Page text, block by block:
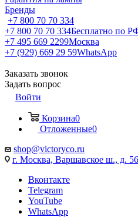
Бренды
+7 800 70 70 334
+7 800 70 70 334Бесплатно по
+7 495 669 2299Москва
+7 (929) 669 29 59WhatsApp
Заказать звонок
Задать вопрос
Войти
Корзина0
Отложенные0
shop@victoryco.ru
г. Москва, Варшавское ш., д.
Вконтакте
Telegram
YouTube
WhatsApp